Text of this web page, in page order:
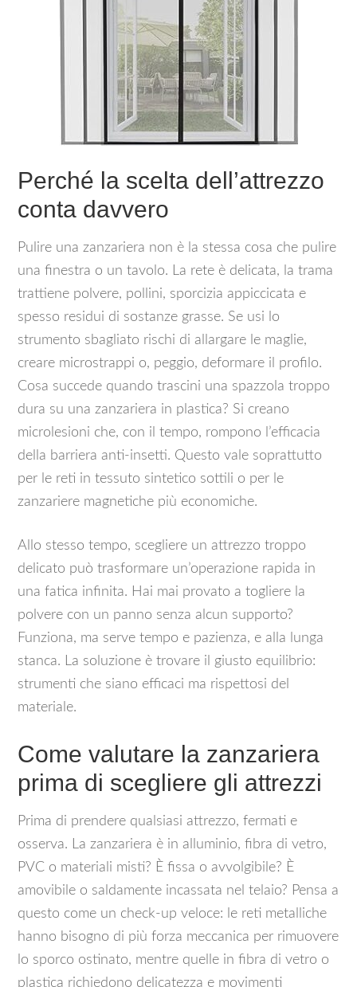
Perché la scelta dell’attrezzo
conta davvero
Pulire una zanzariera non è la stessa cosa che pulire
una finestra o un tavolo. La rete è delicata, la trama
trattiene polvere, pollini, sporcizia appiccicata e
spesso residui di sostanze grasse. Se usi lo
strumento sbagliato rischi di allargare le maglie,
creare microstrappi o, peggio, deformare il profilo.
Cosa succede quando trascini una spazzola troppo
dura su una zanzariera in plastica? Si creano
microlesioni che, con il tempo, rompono l’efficacia
della barriera anti-insetti. Questo vale soprattutto
per le reti in tessuto sintetico sottili o per le
zanzariere magnetiche più economiche.
Allo stesso tempo, scegliere un attrezzo troppo
delicato può trasformare un’operazione rapida in
una fatica infinita. Hai mai provato a togliere la
polvere con un panno senza alcun supporto?
Funziona, ma serve tempo e pazienza, e alla lunga
stanca. La soluzione è trovare il giusto equilibrio:
strumenti che siano efficaci ma rispettosi del
materiale.
Come valutare la zanzariera
prima di scegliere gli attrezzi
Prima di prendere qualsiasi attrezzo, fermati e
osserva. La zanzariera è in alluminio, fibra di vetro,
PVC o materiali misti? È fissa o avvolgibile? È
amovibile o saldamente incassata nel telaio? Pensa a
questo come un check-up veloce: le reti metalliche
hanno bisogno di più forza meccanica per rimuovere
lo sporco ostinato, mentre quelle in fibra di vetro o
plastica richiedono delicatezza e movimenti